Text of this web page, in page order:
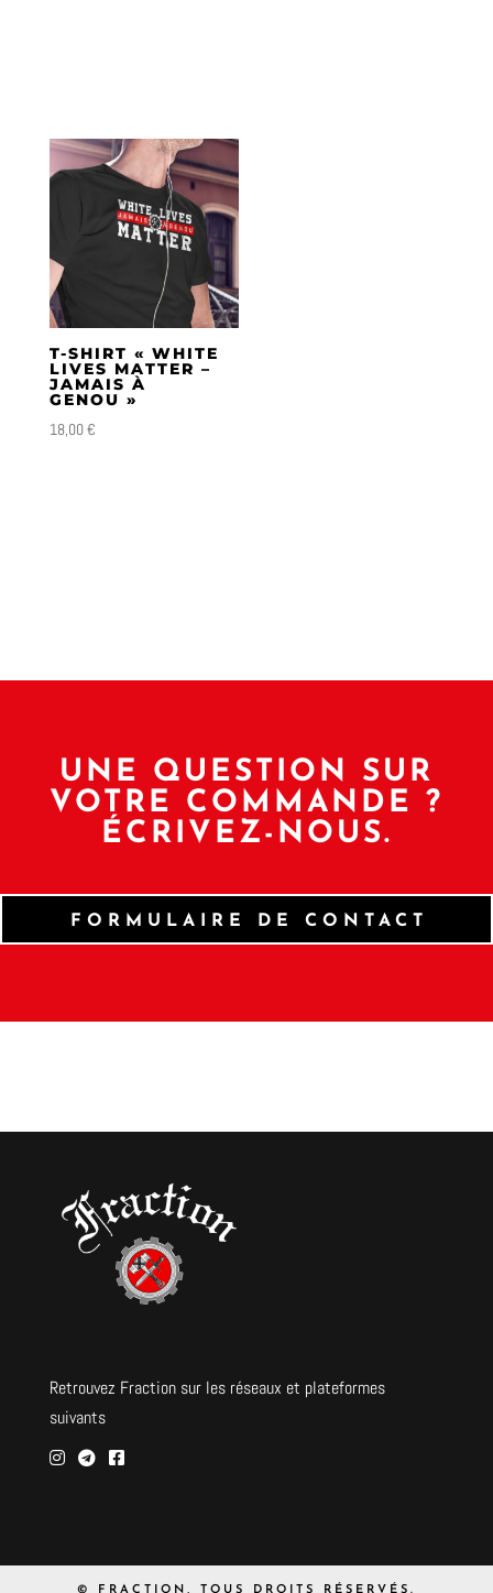
T-SHIRT « WHITE
LIVES MATTER –
JAMAIS À
GENOU »
18,00€
UNE QUESTION SUR
VOTRE COMMANDE ?
ÉCRIVEZ-NOUS.
FORMULAIRE DE CONTACT
Retrouvez Fraction sur les réseaux et plateformes
suivants
© FRACTION, TOUS DROITS RÉSERVÉS.